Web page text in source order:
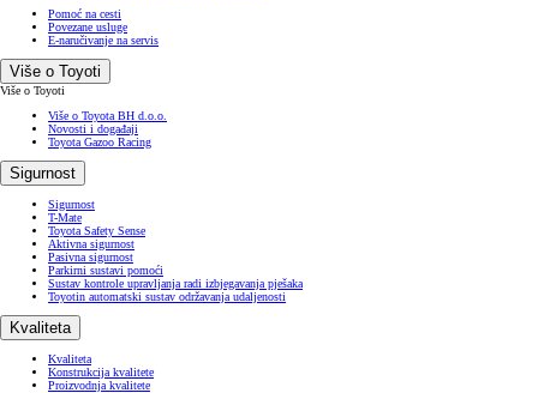
Pomoć na cesti
Povezane usluge
E-naručivanje na servis
Više o Toyoti
Više o Toyoti
Više o Toyota BH d.o.o.
Novosti i događaji
Toyota Gazoo Racing
Sigurnost
Sigurnost
T-Mate
Toyota Safety Sense
Aktivna sigurnost
Pasivna sigurnost
Parkirni sustavi pomoći
Sustav kontrole upravljanja radi izbjegavanja pješaka
Toyotin automatski sustav održavanja udaljenosti
Kvaliteta
Kvaliteta
Konstrukcija kvalitete
Proizvodnja kvalitete